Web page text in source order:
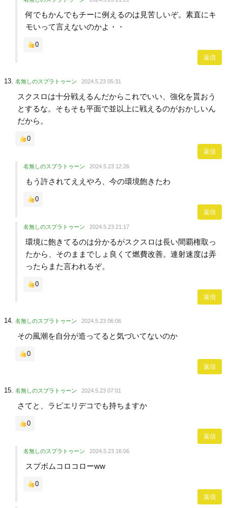
何でもかんでもチーに例えるのは見苦しいぞ。素直にキ
モいって言えないのかよ・・
0
返信
名無しのスプラトゥーン 2024.5.23 05:31
スクスロは十分戦えるんだからこれでいい、強化を貰おう
とするな。そもそも平面で並以上に戦えるのがおかしいん
だから。
0
返信
名無しのスプラトゥーン 2024.5.23 12:26
もう許されてええやろ、今の環境飽きたわ
0
返信
名無しのスプラトゥーン 2024.5.23 21:17
環境に飽きてるのは分かるがスクスロは長い間覇権取っ
たから、そのままでしょ良くて燃費改善。連射速度は弄
ったらまた言われるぞ。
0
返信
名無しのスプラトゥーン 2024.5.23 06:06
その風潮を自分が造ってると気づいてないのか
0
返信
名無しのスプラトゥーン 2024.5.23 07:01
さてと、ラピエリデコでも持ちますか
0
返信
名無しのスプラトゥーン 2024.5.23 16:06
スプボムコロコローww
0
返信